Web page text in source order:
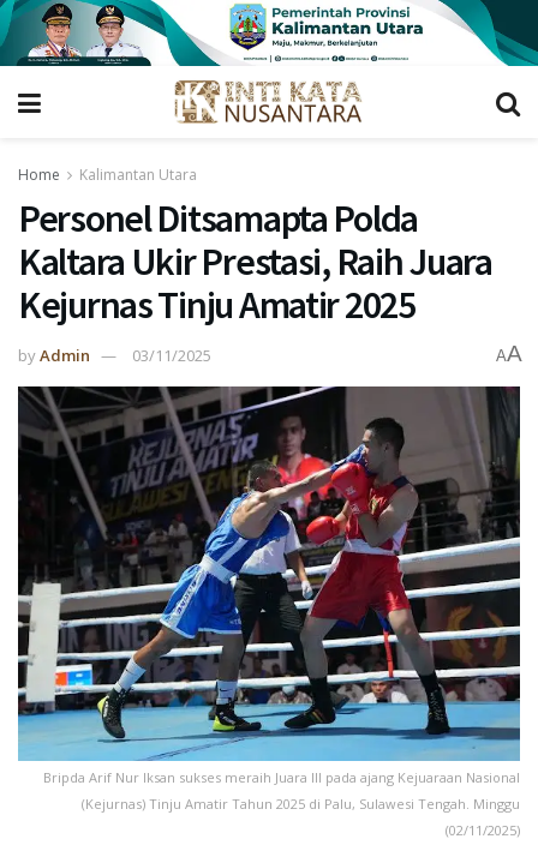
Home Kalimantan Utara
Personel Ditsamapta Polda
Kaltara Ukir Prestasi, Raih Juara
Kejurnas Tinju Amatir 2025
byAdmin 03/11/2025 AA
Bripda Arif Nur Iksan sukses meraih Juara III pada ajang Kejuaraan Nasional
(Kejurnas) Tinju Amatir Tahun 2025 di Palu, Sulawesi Tengah. Minggu
(02/11/2025)